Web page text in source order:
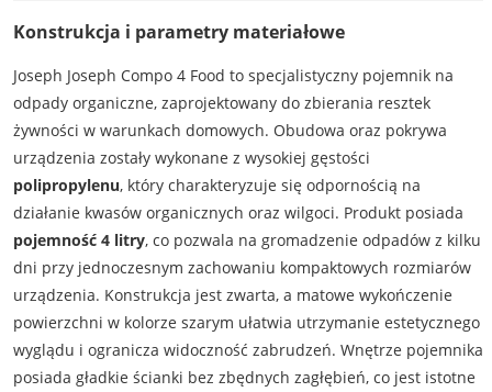
Konstrukcja i parametry materiałowe
Joseph Joseph Compo 4 Food to specjalistyczny pojemnik na
odpady organiczne, zaprojektowany do zbierania resztek
żywności w warunkach domowych. Obudowa oraz pokrywa
urządzenia zostały wykonane z wysokiej gęstości
polipropylenu, który charakteryzuje się odpornością na
działanie kwasów organicznych oraz wilgoci. Produkt posiada
pojemność 4 litry, co pozwala na gromadzenie odpadów z kilku
dni przy jednoczesnym zachowaniu kompaktowych rozmiarów
urządzenia. Konstrukcja jest zwarta, a matowe wykończenie
powierzchni w kolorze szarym ułatwia utrzymanie estetycznego
wyglądu i ogranicza widoczność zabrudzeń. Wnętrze pojemnika
posiada gładkie ścianki bez zbędnych zagłębień, co jest istotne